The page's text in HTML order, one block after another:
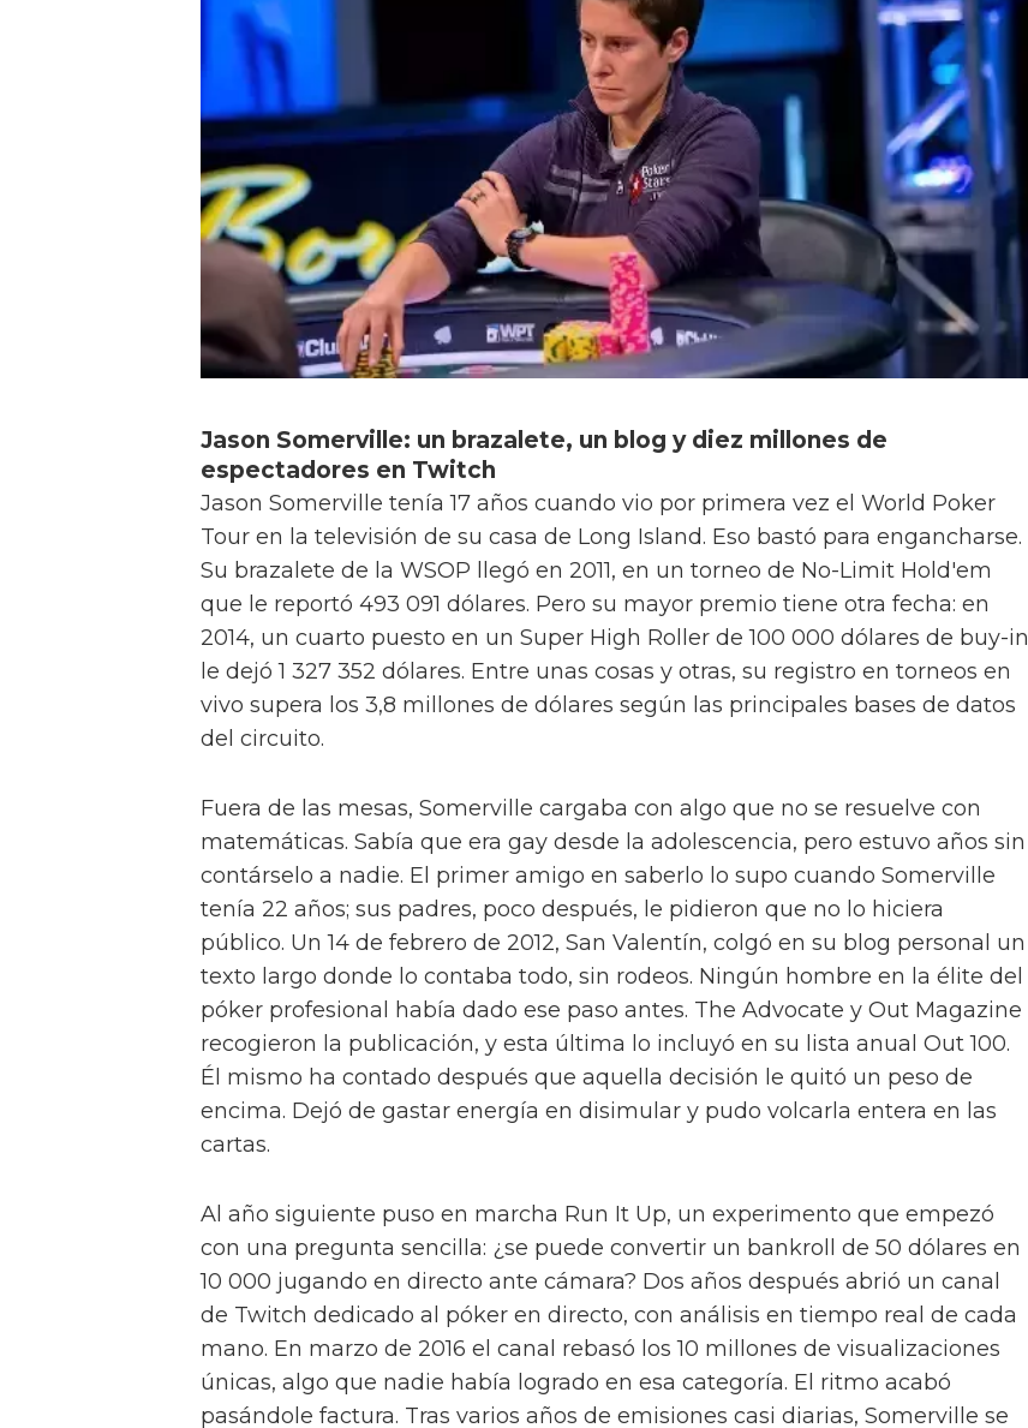
Jason Somerville: un brazalete, un blog y diez millones de
espectadores en Twitch
Jason Somerville tenía 17 años cuando vio por primera vez el World Poker
Tour en la televisión de su casa de Long Island. Eso bastó para engancharse.
Su brazalete de la WSOP llegó en 2011, en un torneo de No-Limit Hold'em
que le reportó 493 091 dólares. Pero su mayor premio tiene otra fecha: en
2014, un cuarto puesto en un Super High Roller de 100 000 dólares de buy-in
le dejó 1 327 352 dólares. Entre unas cosas y otras, su registro en torneos en
vivo supera los 3,8 millones de dólares según las principales bases de datos
del circuito.
Fuera de las mesas, Somerville cargaba con algo que no se resuelve con
matemáticas. Sabía que era gay desde la adolescencia, pero estuvo años sin
contárselo a nadie. El primer amigo en saberlo lo supo cuando Somerville
tenía 22 años; sus padres, poco después, le pidieron que no lo hiciera
público. Un 14 de febrero de 2012, San Valentín, colgó en su blog personal un
texto largo donde lo contaba todo, sin rodeos. Ningún hombre en la élite del
póker profesional había dado ese paso antes. The Advocate y Out Magazine
recogieron la publicación, y esta última lo incluyó en su lista anual Out 100.
Él mismo ha contado después que aquella decisión le quitó un peso de
encima. Dejó de gastar energía en disimular y pudo volcarla entera en las
cartas.
Al año siguiente puso en marcha Run It Up, un experimento que empezó
con una pregunta sencilla: ¿se puede convertir un bankroll de 50 dólares en
10 000 jugando en directo ante cámara? Dos años después abrió un canal
de Twitch dedicado al póker en directo, con análisis en tiempo real de cada
mano. En marzo de 2016 el canal rebasó los 10 millones de visualizaciones
únicas, algo que nadie había logrado en esa categoría. El ritmo acabó
pasándole factura. Tras varios años de emisiones casi diarias, Somerville se